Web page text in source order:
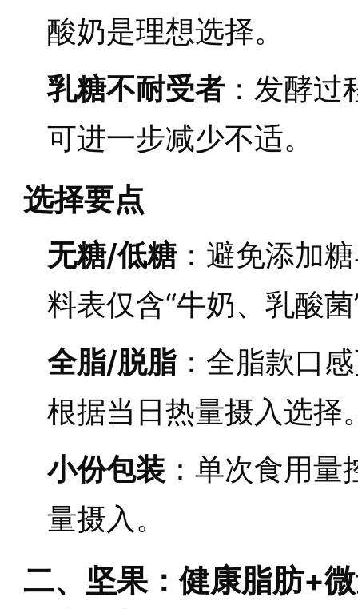
酸奶是理想选择。
乳糖不耐受者 ：发酵
可进一步减少不适。
选择要点
无糖/低糖：避免添加
料表仅含“牛奶、乳酸
全脂/脱脂 ：全脂款口
根据当日热量摄入选择
小份包装 ：单次食用
量摄入。
二、坚果：健康脂肪+